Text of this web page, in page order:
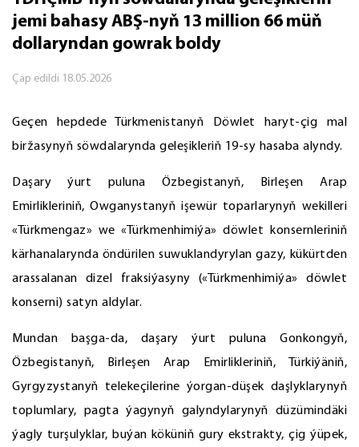
jemi bahasy ABŞ-nyň 13 million 66 müň
dollaryndan gowrak boldy
Çap edildi 18.05.2026
Geçen hepdede Türkmenistanyň Döwlet haryt-çig mal
biržasynyň söwdalarynda geleşikleriň 19-sy hasaba alyndy.
Daşary ýurt puluna Özbegistanyň, Birleşen Arap
Emirlikleriniň, Owganystanyň işewür toparlarynyň wekilleri
«Türkmengaz» we «Türkmenhimiýa» döwlet konsernleriniň
kärhanalarynda öndürilen suwuklandyrylan gazy, kükürtden
arassalanan dizel fraksiýasyny («Türkmenhimiýa» döwlet
konserni) satyn aldylar.
Mundan başga-da, daşary ýurt puluna Gonkongyň,
Özbegistanyň, Birleşen Arap Emirlikleriniň, Türkiýäniň,
Gyrgyzystanyň telekeçilerine ýorgan-düşek daşlyklarynyň
toplumlary, pagta ýagynyň galyndylarynyň düzümindäki
ýagly turşulyklar, buýan köküniň gury ekstrakty, çig ýüpek,